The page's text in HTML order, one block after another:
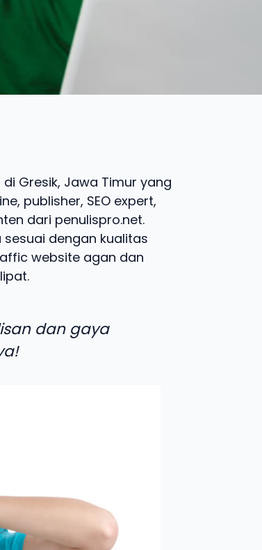
Gresik, Jawa Timur yang
publisher, SEO expert,
dari penulispro.net.
dengan kualitas
website agan dan
dan gaya